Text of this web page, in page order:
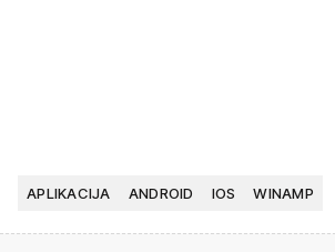
APLIKACIJA ANDROID IOS WINAMP